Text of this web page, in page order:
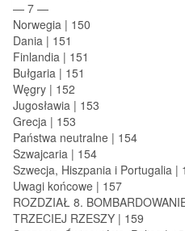
— 7 —
Norwegia | 150
Dania | 151
Finlandia | 151
Bułgaria | 151
Węgry | 152
Jugosławia | 153
Grecja | 153
Państwa neutralne | 154
Szwajcaria | 154
Szwecja, Hiszpania i Portugalia |
Uwagi końcowe | 157
ROZDZIAŁ 8.
TRZECIEJ RZESZY | 159